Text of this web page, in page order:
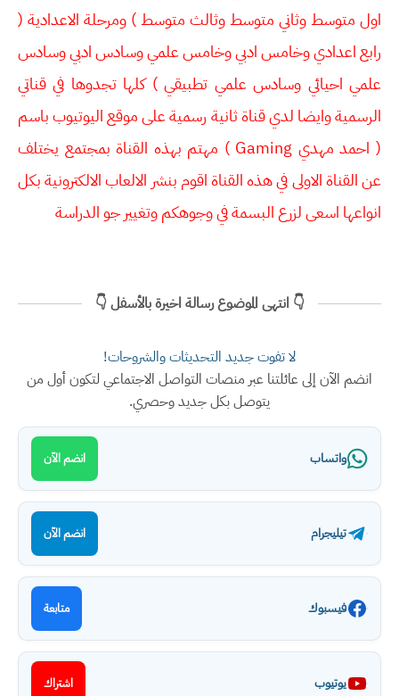
اول متوسط وثاني متوسط وثالث متوسط ) ومرحلة الاعدادية (
رابع اعدادي وخامس ادبي وخامس علمي وسادس ادبي وسادس
علمي احيائي وسادس علمي تطبيقي ) كلها تجدوها في قناتي
الرسمية وايضا لدي قناة ثانية رسمية على موقع اليوتيوب باسم
( احمد مهدي Gaming ) مهتم بهذه القناة بمجتمع يختلف
عن القناة الاولى في هذه القناة اقوم بنشر الالعاب الالكترونية بكل
انواعها اسعى لزرع البسمة في وجوهكم وتغيير جو الدراسة
👇 انتهى الموضوع رسالة اخيرة بالأسفل 👇
لا تفوت جديد التحديثات والشروحات!
انضم الآن إلى عائلتنا عبر منصات التواصل الاجتماعي لتكون أول من
يتوصل بكل جديد وحصري.
واتساب انضم الآن
تيليجرام انضم الآن
فيسبوك متابعة
يوتيوب اشتراك